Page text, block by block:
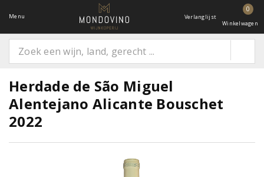
Menu Verlanglijst
0
Winkelwagen
Herdade de São Miguel
Alentejano Alicante Bouschet
2022